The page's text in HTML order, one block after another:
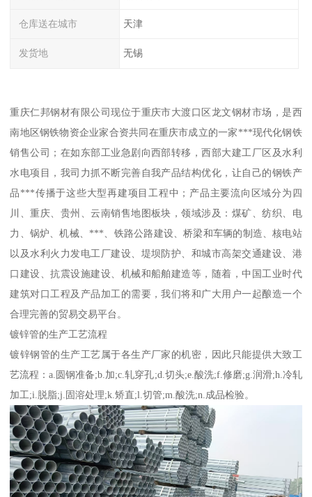
仓库送在城市 天津
发货地 无锡
重庆仁邦钢材有限公司现位于重庆市大渡口区龙文钢材市场，是西
南地区钢铁物资企业家合资共同在重庆市成立的一家***现代化钢铁
销售公司；在如东部工业急剧向西部转移，西部大建工厂区及水利
水电项目，我司力抓不断完善自我产品结构优化，让自己的钢铁产
品***传播于这些大型再建项目工程中；产品主要流向区域分为四
川、重庆、贵州、云南销售地图板块，领域涉及：煤矿、纺织、电
力、锅炉、机械、***、铁路公路建设、桥梁和车辆的制造、核电站
以及水利火力发电工厂建设、堤坝防护、和城市高架交通建设、港
口建设、抗震设施建设、机械和船舶建造等，随着，中国工业时代
建筑对口工程及产品加工的需要，我们将和广大用户一起酿造一个
合理完善的贸易交易平台。
镀锌管的生产工艺流程
镀锌钢管的生产工艺属于各生产厂家的机密，因此只能提供大致工
艺流程：a.圆钢准备;b.加;c.轧穿孔;d.切头;e.酸洗;f.修磨;g.润滑;h.冷轧
加工;i.脱脂;j.固溶处理;k.矫直;l.切管;m.酸洗;n.成品检验。